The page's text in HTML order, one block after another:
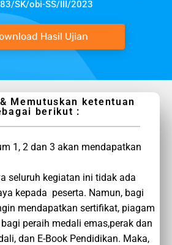
SK/obi-SS/III/2023
Hasil Ujian
Memutuskan ketentuan
berikut :
1, 2 dan 3 akan mendapatkan
seluruh kegiatan ini tidak ada
kepada peserta. Namun, bagi
mendapatkan sertifikat, piagam
peraih medali emas,perak dan
dan E-Book Pendidikan. Maka,